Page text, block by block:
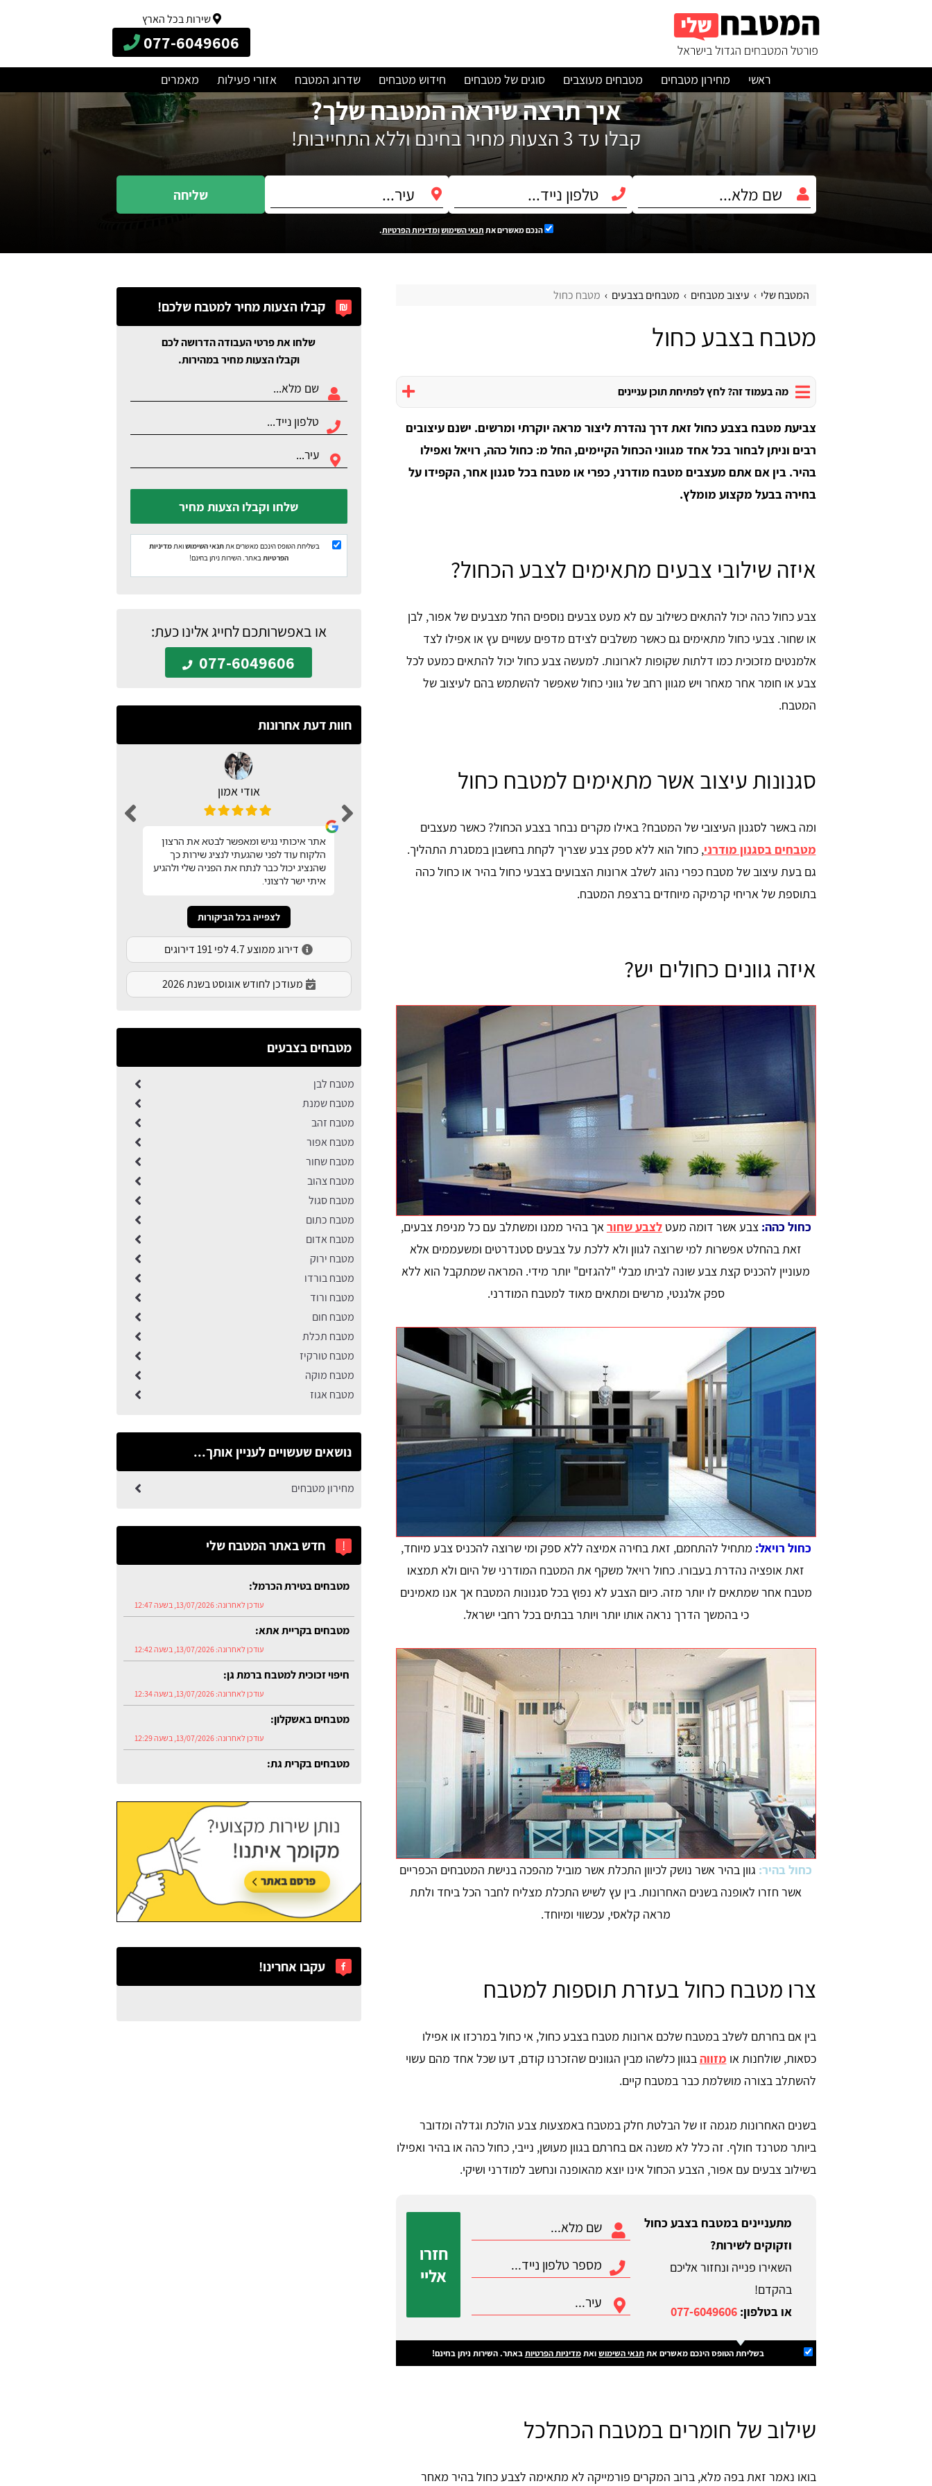
שירות בכל הארץ
077-6049606
ראשי מחירון מטבחים מטבחים מעוצבים סוגים של מטבחים חידוש מטבחים שדרוג המטבח אזורי פעילות מאמרים
איך תרצה שיראה המטבח שלך?
קבלו עד 3 הצעות מחיר בחינם וללא התחייבות!
שליחה
הנכם מאשרים את תנאי השימושומדיניות הפרטיות.
המטבח שלי עיצוב מטבחים מטבחים בצבעים מטבח כחול
מטבח בצבע כחול
מה בעמוד זה? לחץ לפתיחת תוכן עניינים
צביעת מטבח בצבע כחול זאת דרך נהדרת ליצור מראה יוקרתי ומרשים. ישנם עיצובים
רבים וניתן לבחור בכל אחד מגווני הכחול הקיימים, החל מ: כחול כהה, רויאל ואפילו
בהיר. בין אם אתם מעצבים מטבח מודרני, כפרי או מטבח בכל סגנון אחר, הקפידו על
בחירה בבעל מקצוע מומלץ.
איזה שילובי צבעים מתאימים לצבע הכחול?
צבע כחול כהה יכול להתאים כשילוב עם לא מעט צבעים נוספים החל מצבעים של אפור, לבן
או שחור. צבעי כחול מתאימים גם כאשר משלבים לצידם מדפים עשויים עץ או אפילו לצד
אלמנטים מזכוכית כמו דלתות שקופות לארונות. למעשה צבע כחול יכול להתאים כמעט לכל
צבע או חומר אחר מאחר ויש מגוון רחב של גווני כחול שאפשר להשתמש בהם לעיצוב של
המטבח.
סגנונות עיצוב אשר מתאימים למטבח כחול
ומה באשר לסגנון העיצובי של המטבח? באילו מקרים נבחר בצבע הכחול? כאשר מעצבים
מטבחים בסגנון מודרני, כחול הוא ללא ספק צבע שצריך לקחת בחשבון במסגרת התהליך.
גם בעת עיצוב של מטבח כפרי נהוג לשלב ארונות הצבועים בצבעי כחול בהיר או כחול כהה
בתוספת של אריחי קרמיקה מיוחדים ברצפת המטבח.
איזה גוונים כחולים יש?
כחול כהה: צבע אשר דומה מעטלצבע שחוראך בהיר ממנו ומשתלב עם כל מניפת צבעים,
זאת בהחלט אפשרות למי שרוצה לגוון ולא ללכת על צבעים סטנדרטים ומשעממים אלא
מעוניין להכניס קצת צבע שונה לביתו מבלי "להגזים" יותר מידי. המראה שמתקבל הוא ללא
ספק אלגנטי, מרשים ומתאים מאוד למטבח המודרני.
כחול רויאל: מתחיל להתחמם, זאת בחירה אמיצה ללא ספק ומי שרוצה להכניס צבע מיוחד,
זאת אופציה נהדרת בעבורו. כחול רויאל משקף את המטבח המודרני של היום ולא תמצאו
מטבח אחר שמתאים לו יותר מזה. כיום הצבע לא נפוץ בכל סגנונות המטבח אך אנו מאמינים
כי בהמשך הדרך נראה אותו יותר ויותר בבתים בכל רחבי ישראל.
כחול בהיר: גוון בהיר אשר נושק לכיוון התכלת אשר מוביל מהפכה בנישת המטבחים הכפריים
אשר חזרו לאופנה בשנים האחרונות. בין עץ לשיש התכלת מצליח לחבר הכל ביחד ולתת
מראה קלאסי, עכשווי ומיוחד.
צרו מטבח כחול בעזרת תוספות למטבח
בין אם בחרתם לשלב במטבח שלכם ארונות מטבח בצבע כחול, אי כחול במרכזו או אפילו
כסאות, שולחנות או מזווהבגוון כלשהו מבין הגוונים שהזכרנו קודם, דעו שכל אחד מהם עשוי
להשתלב בצורה מושלמת כבר במטבח קיים.
בשנים האחרונות מגמה זו של הבלטת חלק במטבח באמצעות צבע הולכת וגדלה ומדובר
ביותר מטרנד חולף. זה כלל לא משנה אם בחרתם בגוון מעושן, נייבי, כחול כהה או בהיר ואפילו
בשילוב צבעים עם אפור, הצבע הכחול אינו יוצא מהאופנה ונחשב למודרני ושיקי.
מתעניינים במטבח בצבע כחול
וזקוקים לשירות?
השאירו פנייה ונחזור אליכם
בהקדם!
או בטלפון:077-6049606
חזרו
אליי
בשליחת הטופס הינכם מאשרים אתתנאי השימושואתמדיניות הפרטיותבאתר. השירות ניתן בחינם!
שילוב של חומרים במטבח הכחלכל
בואו נאמר זאת בפה מלא, ברוב המקרים פורמייקה לא מתאימה לצבע כחול בהיר מאחר
קבלו הצעות מחיר למטבח שלכם!
שלחו את פרטי העבודה הדרושה לכם
וקבלו הצעות מחיר במהירות.
שלחו וקבלו הצעות מחיר
בשליחת הטופס הינכם מאשרים אתתנאי השימושואתמדיניות
הפרטיותבאתר. השירות ניתן בחינם!
או באפשרותכם לחייג אלינו כעת:
077-6049606
חוות דעת אחרונות
אודי אמון
אתר איכותי נגיש ומאפשר לבטא את הרצון
הלקוח עוד לפני שהגעתי לנציג שירות כך
שהנציג יכול כבר לנתח את הפניה שלי ולהגיע
איתי ישר לרצוני.
Hila Nakash
הפניות לנגרים מקסימים וסגרתי נגר מעולה
שעשה עבורינו חידוש גם למטבח וגם לחדר
כרמית מזרחי
אפשרות בכל הקשור למטבחים. אהבתי שיש
מחירים, זה מאפשר להתכנס לתוך תקציב
לצפייה בכל הביקורות
דירוג ממוצע 4.7 לפי 191 דירוגים
מעודכן לחודש אוגוסט בשנת 2026
מטבחים בצבעים
מטבח לבן
מטבח שמנת
מטבח זהב
מטבח אפור
מטבח שחור
מטבח צהוב
מטבח סגול
מטבח כתום
מטבח אדום
מטבח ירוק
מטבח בורדו
מטבח ורוד
מטבח חום
מטבח תכלת
מטבח טורקיז
מטבח מוקה
מטבח אגוז
נושאים שעשויים לעניין אותך...
מחירון מטבחים
! חדש באתר המטבח שלי
מטבחים בטירת הכרמל:
עודכן לאחרונה:13/07/2026, בשעה 12:47
מטבחים בקריית אתא:
עודכן לאחרונה:13/07/2026, בשעה 12:42
חיפוי זכוכית למטבח ברמת גן:
עודכן לאחרונה:13/07/2026, בשעה 12:34
מטבחים באשקלון:
עודכן לאחרונה:13/07/2026, בשעה 12:29
מטבחים בקרית גת:
עקבו אחרינו!